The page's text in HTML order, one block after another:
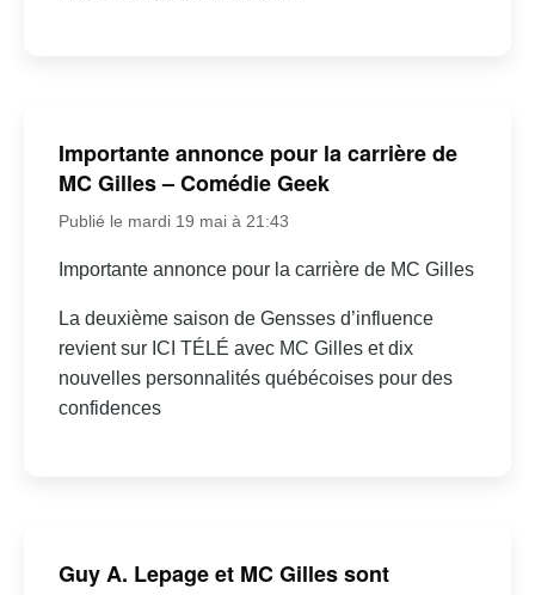
Importante annonce pour la carrière de
MC Gilles – Comédie Geek
Publié le mardi 19 mai à 21:43
Importante annonce pour la carrière de MC Gilles
La deuxième saison de Gensses d’influence
revient sur ICI TÉLÉ avec MC Gilles et dix
nouvelles personnalités québécoises pour des
confidences
Guy A. Lepage et MC Gilles sont